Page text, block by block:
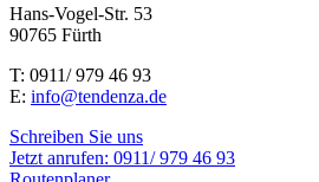
Hans-Vogel-Str. 53
90765 Fürth
T: 0911/ 979 46 93
E: info@tendenza.de
Schreiben Sie uns
Jetzt anrufen: 0911/ 979 46 93